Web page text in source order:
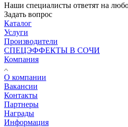
Наши специалисты ответят на
Задать вопрос
Каталог
Услуги
Производители
СПЕЦЭФФЕКТЫ В СОЧИ
Компания
О компании
Вакансии
Контакты
Партнеры
Награды
Информация